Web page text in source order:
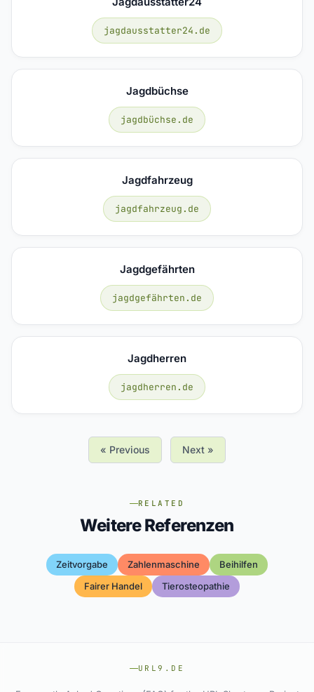
jagdausstatter24.de
Jagdbüchse
jagdbüchse.de
Jagdfahrzeug
jagdfahrzeug.de
Jagdgefährten
jagdgefährten.de
Jagdherren
jagdherren.de
« Previous Next »
RELATED
Weitere Referenzen
Zeitvorgabe Zahlenmaschine
Beihilfen
Fairer Handel
Tierosteopathie
URL9.DE